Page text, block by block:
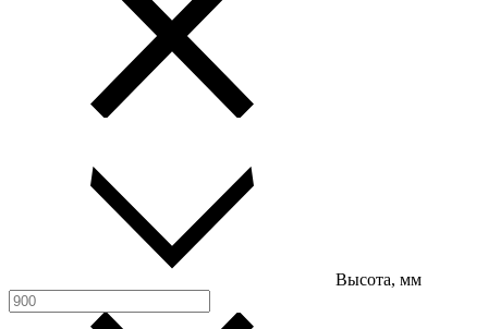
Высота, мм